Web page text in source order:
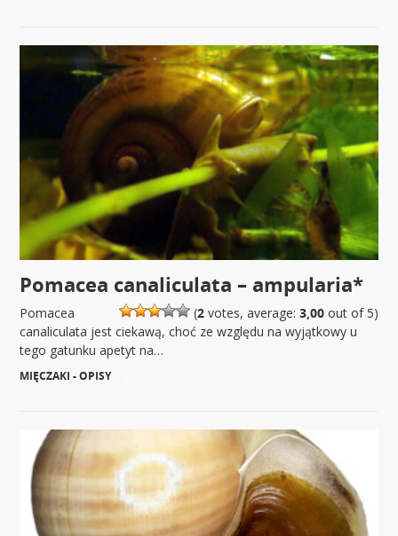
Pomacea canaliculata – ampularia*
(2votes, average: 3,00out of 5)
Pomacea
canaliculata jest ciekawą, choć ze względu na wyjątkowy u
tego gatunku apetyt na…
MIĘCZAKI - OPISY